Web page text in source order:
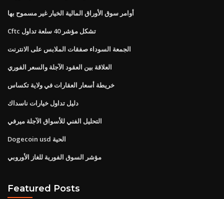
أوامر سوق الأوراق المالية الخيار غير مسموح بها
Cftc تشكل مؤشر 40 سلعة تداول
الجمعة السوداء صفقات الملابس على الانترنت
العلاقة بين العقود الآجلة والسعر الفوري
خريطة أسعار العقارات في ولاية تكساس
دليل تداول خيارات ناسداك
التحليل الفني للأسواق الآجلة ميرفي
Dogecoin usd الحية
مؤشر السوق الفورية للغاز الأوروبي
Featured Posts